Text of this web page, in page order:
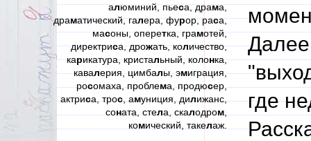
алюминий, пьеса, драма,
драматический, галера, фурор, раса,
масоны, оперетка, грамотей,
директриса, дрожать, количество,
карикатура, кристальный, колонка,
кавалерия, цимбалы, эмиграция,
росомаха, проблема, продюсер,
актриса, трос, амуниция, дилижанс,
соната, стела, скалодром,
комический, такелаж.
Далее
где